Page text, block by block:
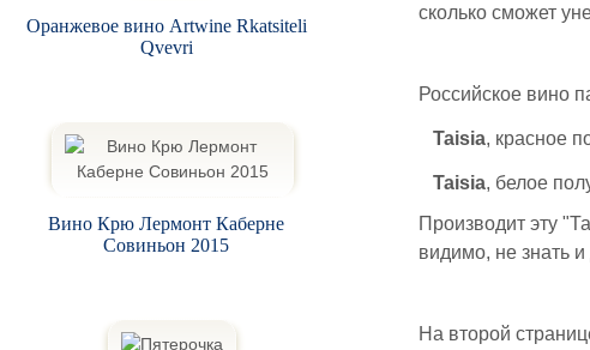
сколько сможет
Российское вино
Taisia, красное
Taisia, белое
Производит эту
видимо, не знать
На второй
Оранжевое вино Artwine Rkatsiteli
Qvevri
Вино Крю Лермонт Каберне
Совиньон 2015